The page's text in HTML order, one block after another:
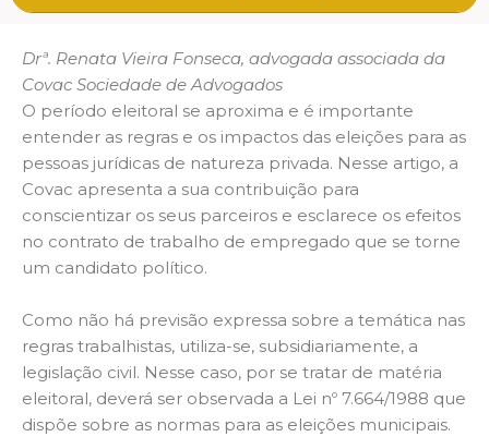
Drª. Renata Vieira Fonseca, advogada associada da
Covac Sociedade de Advogados
O período eleitoral se aproxima e é importante
entender as regras e os impactos das eleições para as
pessoas jurídicas de natureza privada. Nesse artigo, a
Covac apresenta a sua contribuição para
conscientizar os seus parceiros e esclarece os efeitos
no contrato de trabalho de empregado que se torne
um candidato político.
Como não há previsão expressa sobre a temática nas
regras trabalhistas, utiliza-se, subsidiariamente, a
legislação civil. Nesse caso, por se tratar de matéria
eleitoral, deverá ser observada a Lei nº 7.664/1988 que
dispõe sobre as normas para as eleições municipais.